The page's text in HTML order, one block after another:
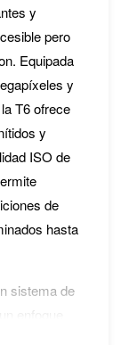
y
pero
Equipada
y
T6 ofrece
y
ISO de
de
hasta
sistema de
enfoque